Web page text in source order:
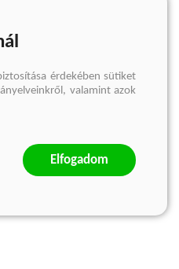
érdekében sütiket
valamint azok
Elfogadom